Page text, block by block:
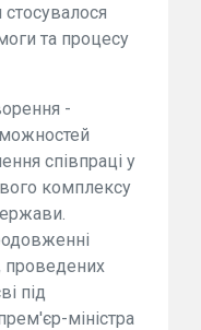
та процесу
-
співпраці у
комплексу
проведених
під
міністра